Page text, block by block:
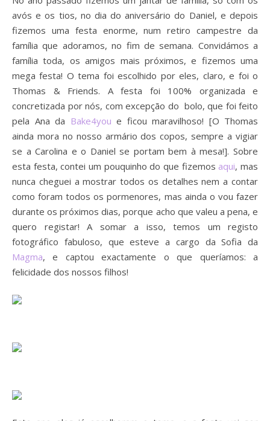
avós e os tios, no dia do aniversário do Daniel, e depois
fizemos uma festa enorme, num retiro campestre da
família que adoramos, no fim de semana. Convidámos a
família toda, os amigos mais próximos, e fizemos uma
mega festa! O tema foi escolhido por eles, claro, e foi o
Thomas & Friends. A festa foi 100% organizada e
concretizada por nós, com excepção do bolo, que foi feito
pela Ana da Bake4you e ficou maravilhoso! [O Thomas
ainda mora no nosso armário dos copos, sempre a vigiar
se a Carolina e o Daniel se portam bem à mesa!]. Sobre
esta festa, contei um pouquinho do que fizemos aqui, mas
nunca cheguei a mostrar todos os detalhes nem a contar
como foram todos os pormenores, mas ainda o vou fazer
durante os próximos dias, porque acho que valeu a pena, e
quero registar! A somar a isso, temos um registo
fotográfico fabuloso, que esteve a cargo da Sofia da
Magma, e captou exactamente o que queríamos: a
felicidade dos nossos filhos!